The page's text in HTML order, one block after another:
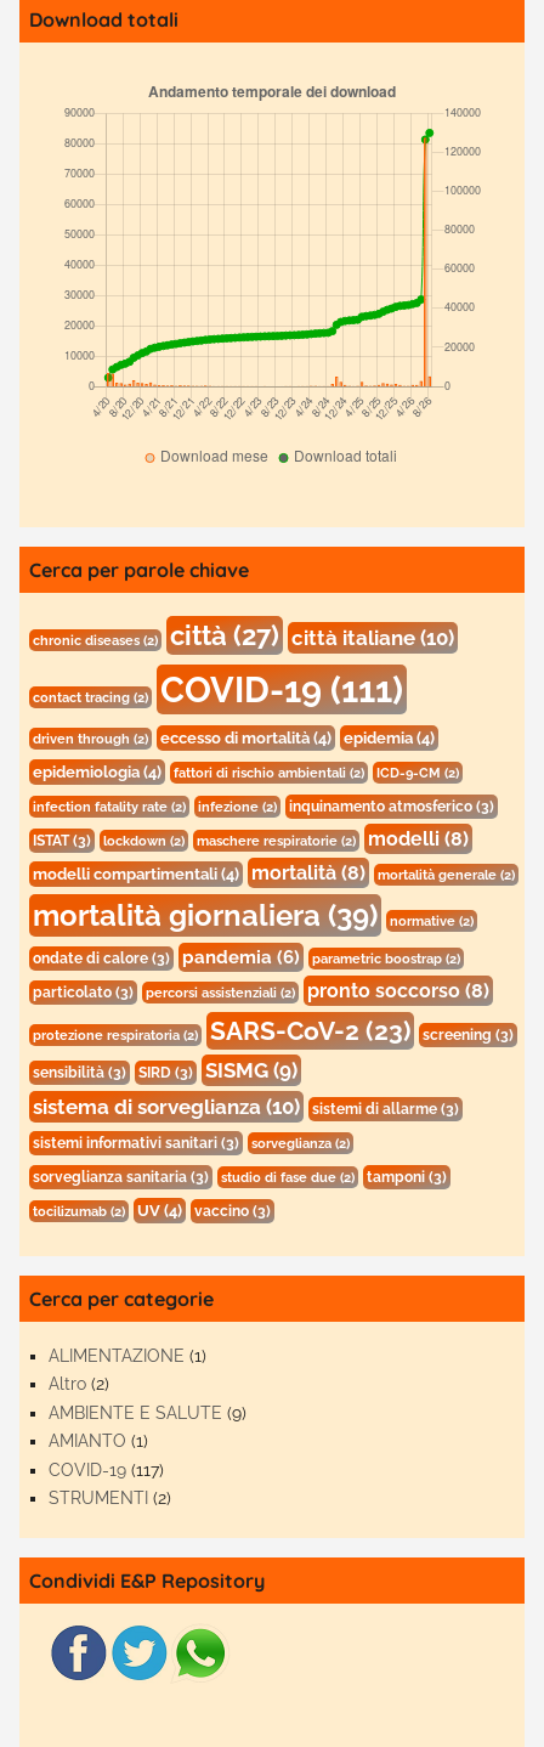
Download totali
Cerca per parole chiave
chronic diseases(2) città(27) città italiane(10)
contact tracing(2) COVID-19(111)
driven through(2) eccesso di mortalità(4) epidemia(4)
epidemiologia(4) fattori di rischio ambientali (2) ICD-9-CM(2)
infection fatality rate(2) infezione(2) inquinamento atmosferico(3)
ISTAT(3) lockdown(2) maschere respiratorie(2) modelli(8)
modelli compartimentali(4) mortalità(8) mortalità generale(2)
mortalità giornaliera(39) normative(2)
ondate di calore(3) pandemia(6) parametric boostrap(2)
particolato(3) percorsi assistenziali(2) pronto soccorso(8)
protezione respiratoria(2) SARS-CoV-2(23) screening(3)
sensibilità(3) SIRD(3) SISMG(9)
sistema di sorveglianza(10) sistemi di allarme(3)
sistemi informativi sanitari(3) sorveglianza(2)
sorveglianza sanitaria(3) studio di fase due(2) tamponi(3)
tocilizumab(2) UV(4) vaccino(3)
Cerca per categorie
ALIMENTAZIONE (1)
Altro (2)
AMBIENTE E SALUTE (9)
AMIANTO (1)
COVID-19 (117)
STRUMENTI (2)
Condividi E&P Repository